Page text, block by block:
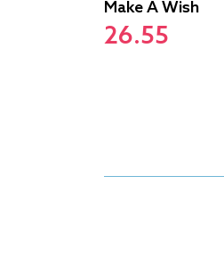
Make A Wish
26.55